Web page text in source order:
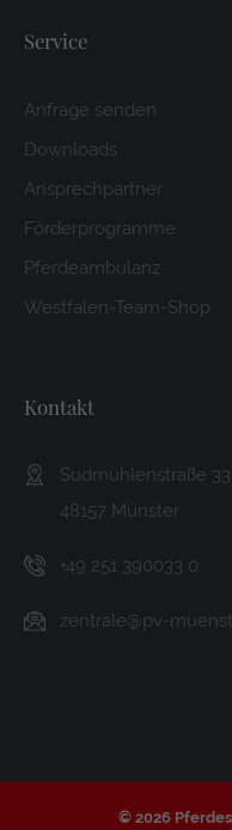
Service
Anfrage senden
Downloads
Ansprechpartner
Förderprogramme
Pferdeambulanz
Westfalen-Team-Shop
Kontakt
Sudmühlenstraße 33
48157 Münster
+49 251 390033 0
zentrale@pv-
© 2026